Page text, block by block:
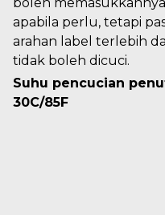
apabila perlu, tetapi
arahan label terlebih
tidak boleh dicuci.
Suhu pencucian
30C/85F